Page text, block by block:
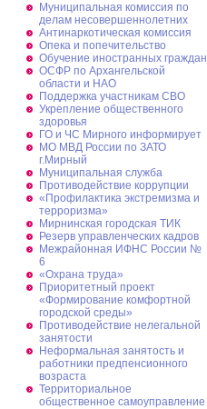
Муниципальная комиссия по
делам несовершеннолетних
Антинаркотическая комиссия
Опека и попечительство
Обучение иностранных граждан
ОСФР по Архангельской
области и НАО
Поддержка участникам СВО
Укрепление общественного
здоровья
ГО и ЧС Мирного информирует
МО МВД России по ЗАТО
г.Мирный
Муниципальная cлужба
Противодействие коррупции
«Профилактика экстремизма и
терроризма»
Мирнинская городская ТИК
Резерв управленческих кадров
Межрайонная ИФНС России №
6
«Охрана труда»
Приоритетный проект
«Формирование комфортной
городской среды»
Противодействие нелегальной
занятости
Неформальная занятость и
работники предпенсионного
возраста
Территориальное
общественное самоуправление